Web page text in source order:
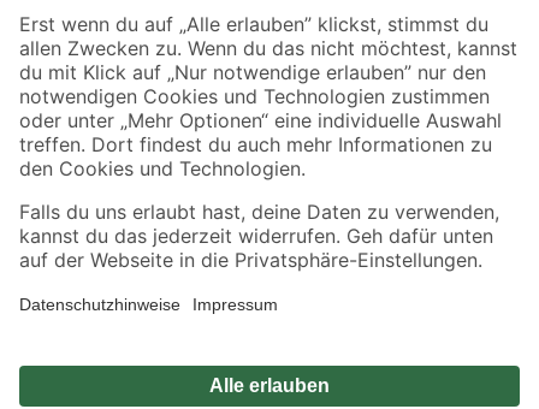
Sicher einkaufen
Jetzt die toom-App herunterladen
Alle Preisangaben in EUR inkl. gesetzl. MwSt.. Die dargestellten Angebote sind unter
Umständen nicht in allen Märkten verfügbar. Die angegebenen Verfügbarkeiten beziehen
Produkte nur solange der Vorrat reicht.
*Paketversand ab 59 € versandkostenfrei, gilt nicht für Artikel mit Speditionsversand, hier
Privatsphäre Impressum